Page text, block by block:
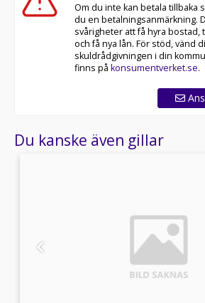
Om du inte kan betala tillbaka
du en betalningsanmärkning.
svårigheter att få hyra bostad,
och få nya lån. För stöd, vänd
skuldrådgivningen i din
finns på konsumentverket.se.
Du kanske även gillar